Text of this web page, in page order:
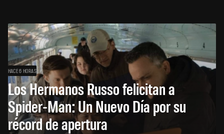
HACE 6 HORAS
Los Hermanos Russo felicitan a
Spider-Man: Un Nuevo Día por su
récord de apertura